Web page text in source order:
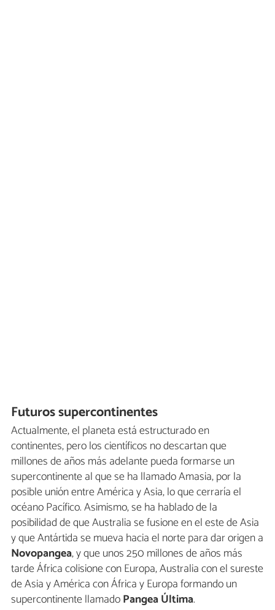
Futuros supercontinentes
Actualmente, el planeta está estructurado en
continentes, pero los científicos no descartan que
millones de años más adelante pueda formarse un
supercontinente al que se ha llamado Amasia, por la
posible unión entre América y Asia, lo que cerraría el
océano Pacífico. Asimismo, se ha hablado de la
posibilidad de que Australia se fusione en el este de Asia
y que Antártida se mueva hacia el norte para dar origen a
Novopangea, y que unos 250 millones de años más
tarde África colisione con Europa, Australia con el sureste
de Asia y América con África y Europa formando un
supercontinente llamadoPangea Última.